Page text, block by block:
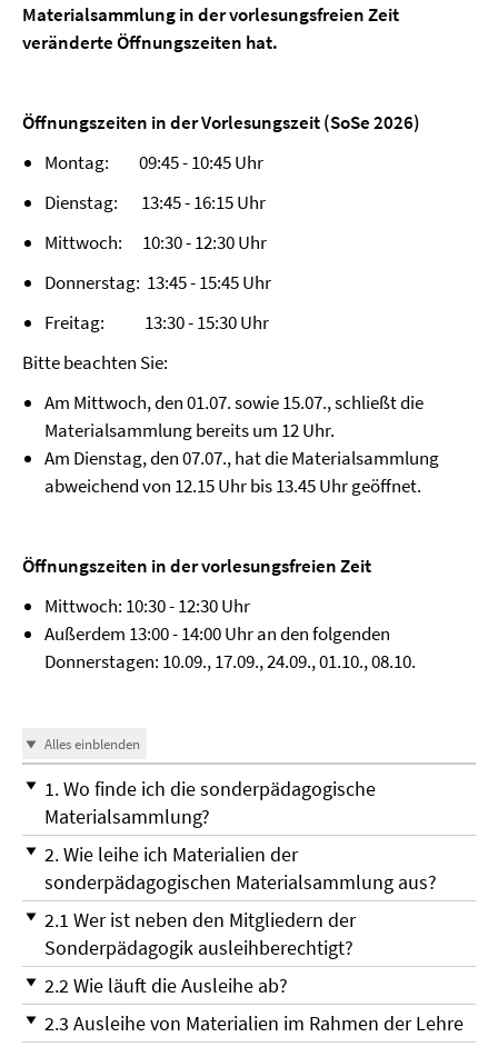
Materialsammlung in der vorlesungsfreien Zeit
veränderte Öffnungszeiten hat.
Öffnungszeiten in der Vorlesungszeit (SoSe 2026)
Montag: 09:45 - 10:45 Uhr
Dienstag: 13:45 - 16:15 Uhr
Mittwoch: 10:30 - 12:30 Uhr
Donnerstag: 13:45 - 15:45 Uhr
Freitag: 13:30 - 15:30 Uhr
Bitte beachten Sie:
Am Mittwoch, den 01.07. sowie 15.07., schließt die
Materialsammlung bereits um 12 Uhr.
Am Dienstag, den 07.07., hat die Materialsammlung
abweichend von 12.15 Uhr bis 13.45 Uhr geöffnet.
Öffnungszeiten in der vorlesungsfreien Zeit
Mittwoch: 10:30 - 12:30 Uhr
Außerdem 13:00 - 14:00 Uhr an den folgenden
Donnerstagen: 10.09., 17.09., 24.09., 01.10., 08.10.
Alles einblenden
1. Wo finde ich die sonderpädagogische
Materialsammlung?
2. Wie leihe ich Materialien der
sonderpädagogischen Materialsammlung aus?
2.1 Wer ist neben den Mitgliedern der
Sonderpädagogik ausleihberechtigt?
2.2 Wie läuft die Ausleihe ab?
2.3 Ausleihe von Materialien im Rahmen der Lehre